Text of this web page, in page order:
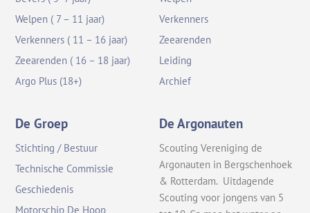
Welpen ( 7 – 11 jaar)
Verkenners ( 11 – 16 jaar)
Zeearenden ( 16 – 18 jaar)
Argo Plus (18+)
Verkenners
Zeearenden
Leiding
Archief
De Groep
Stichting / Bestuur
Technische Commissie
Geschiedenis
Motorschip De Hoop
De Argonauten
Scouting Vereniging de
Argonauten in Bergschenhoek
& Rotterdam. Uitdagende
Scouting voor jongens van 5